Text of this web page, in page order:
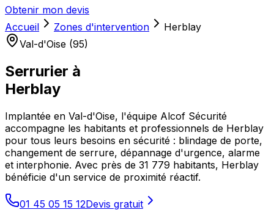
Obtenir mon devis
Accueil
Zones d'intervention
Herblay
Val-d'Oise (95)
Serrurier à
Herblay
Implantée en Val-d'Oise, l'équipe Alcof Sécurité
accompagne les habitants et professionnels de Herblay
pour tous leurs besoins en sécurité : blindage de porte,
changement de serrure, dépannage d'urgence, alarme
et interphonie. Avec près de 31 779 habitants, Herblay
bénéficie d'un service de proximité réactif.
01 45 05 15 12Devis gratuit